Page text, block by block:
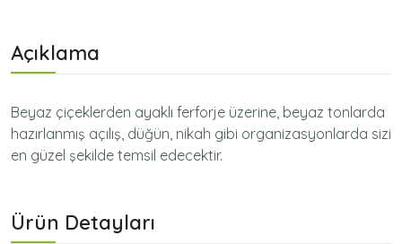
Açıklama
Beyaz çiçeklerden ayaklı ferforje üzerine, beyaz tonlarda
hazırlanmış açılış, düğün, nikah gibi organizasyonlarda sizi
en güzel şekilde temsil edecektir.
Ürün Detayları